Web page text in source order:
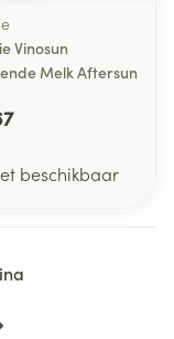
Vinosun
Melk Aftersun
beschikbaar
pagina